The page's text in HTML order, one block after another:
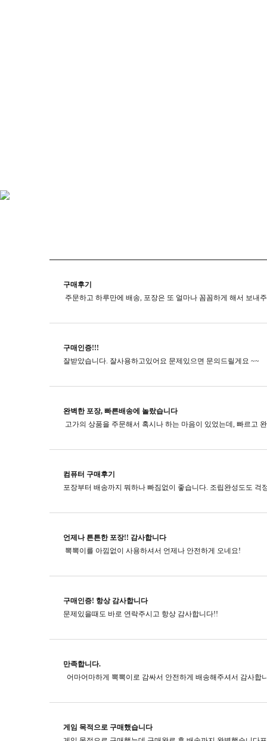
구매후기
구매인증!!!
잘받았습니다. 잘사용하고있어요 문제있으면 문의드릴게요 ~~
완벽한 포장, 빠른배송에 놀랐습니다
컴퓨터 구매후기
포장부터 배송까지 뭐하나 빠짐없이 좋습니다. 조립완성도도 걱
언제나 튼튼한 포장!! 감사합니다
뽁뽁이를 아낌없이 사용하셔서 언제나 안전하게 오네요!
구매인증! 항상 감사합니다
문제있을때도 바로 연락주시고​ 항상 감사합니다!!
만족합니다.
게임 목적으로 구매했습니다